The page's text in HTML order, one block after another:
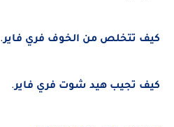
كيف تتخلص من الخوف فري فاير.
كيف تجيب هيد شوت فري فاير.